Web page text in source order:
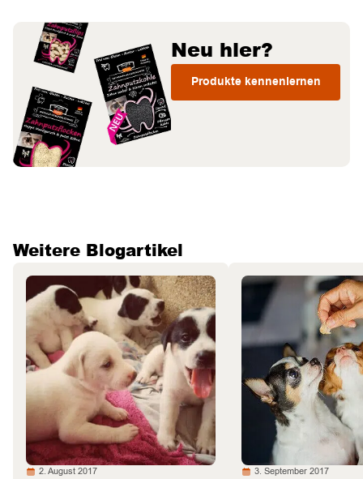
Neu hier?
Produkte kennenlernen
Weitere Blogartikel
2. August 2017 3. September 2017